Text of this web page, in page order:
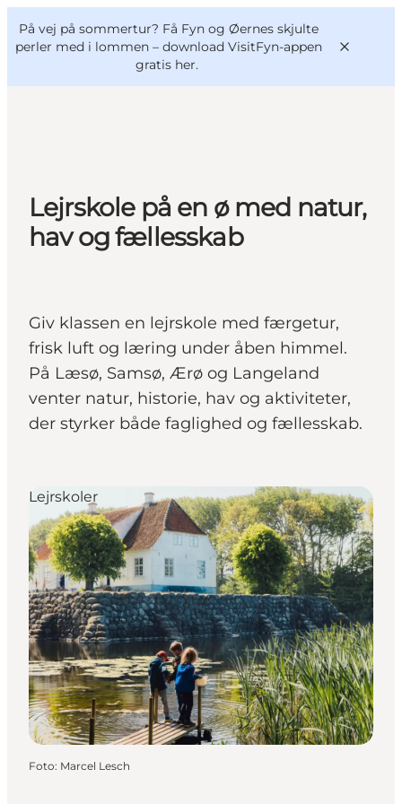
På vej på sommertur? Få Fyn og Øernes skjulte
perler med i lommen – download VisitFyn-appen
gratis her.
Oplevelser
Outdoor
Mad og drikke
VisitFyn
Deutsch
Lejrskole på en ø med natur,
hav og fællesskab
Giv klassen en lejrskole med færgetur,
frisk luft og læring under åben himmel.
På Læsø, Samsø, Ærø og Langeland
venter natur, historie, hav og aktiviteter,
der styrker både faglighed og fællesskab.
Lejrskoler
Foto: Marcel Lesch